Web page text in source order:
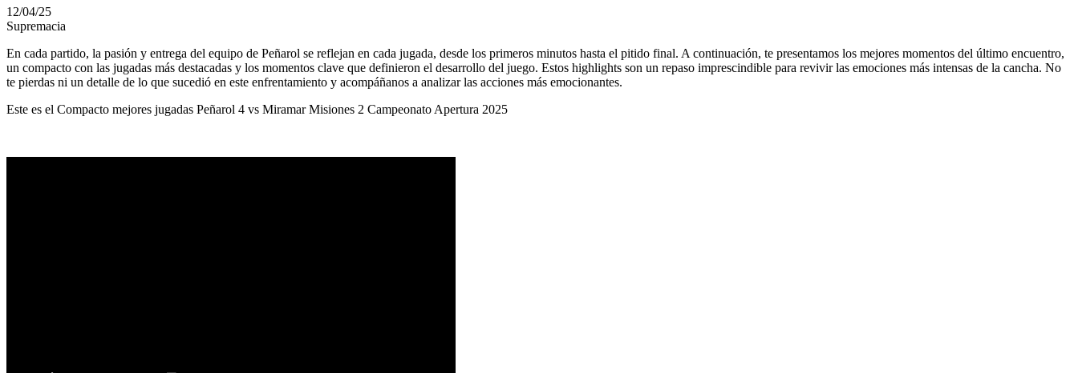
12/04/25
Supremacia
En cada partido, la pasión y entrega del equipo de Peñarol se reflejan en cada jugada, desde los primeros minutos hasta el pitido final. A continuación, te presentamos los mejores momentos del último encuentro,
un compacto con las jugadas más destacadas y los momentos clave que definieron el desarrollo del juego. Estos highlights son un repaso imprescindible para revivir las emociones más intensas de la cancha. No
te pierdas ni un detalle de lo que sucedió en este enfrentamiento y acompáñanos a analizar las acciones más emocionantes.
Este es el Compacto mejores jugadas Peñarol 4 vs Miramar Misiones 2 Campeonato Apertura 2025